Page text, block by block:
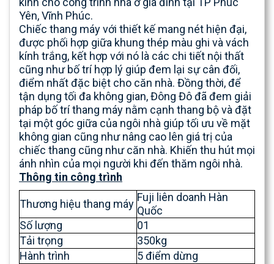
Yên, Vĩnh Phúc.
Chiếc thang máy với thiết kế mang nét hiện đại,
được phối hợp giữa khung thép màu ghi và vách
kính trắng, kết hợp với nó là các chi tiết nội thất
cũng như bố trí hợp lý giúp đem lại sự cân đối,
điểm nhất đặc biệt cho căn nhà. Đồng thời, để
tận dụng tối đa không gian, Đông Đô đã đem giải
pháp bố trí thang máy nằm cạnh thang bộ và đặt
tại một góc giữa của ngôi nhà giúp tối ưu về mặt
không gian cũng như nâng cao lên giá trị của
chiếc thang cũng như căn nhà. Khiến thu hút mọi
ánh nhìn của mọi người khi đến thăm ngôi nhà.
Thông tin công trình
Thương hiệu thang máy
Fuji liên doanh Hàn
Quốc
Số lượng
01
Tải trọng
350kg
Hành trình
5 điểm dừng